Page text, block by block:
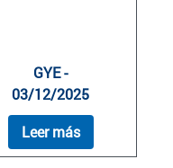
GYE -
03/12/2025
Leer más